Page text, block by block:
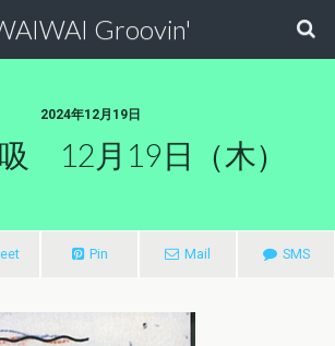
Groovin'
2024年12月19日
12月19日（木）
Pin Mail SMS